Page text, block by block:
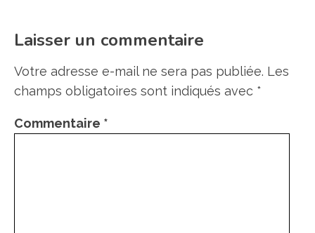
Laisser un commentaire
Votre adresse e-mail ne sera pas publiée. Les
champs obligatoires sont indiqués avec *
Commentaire *